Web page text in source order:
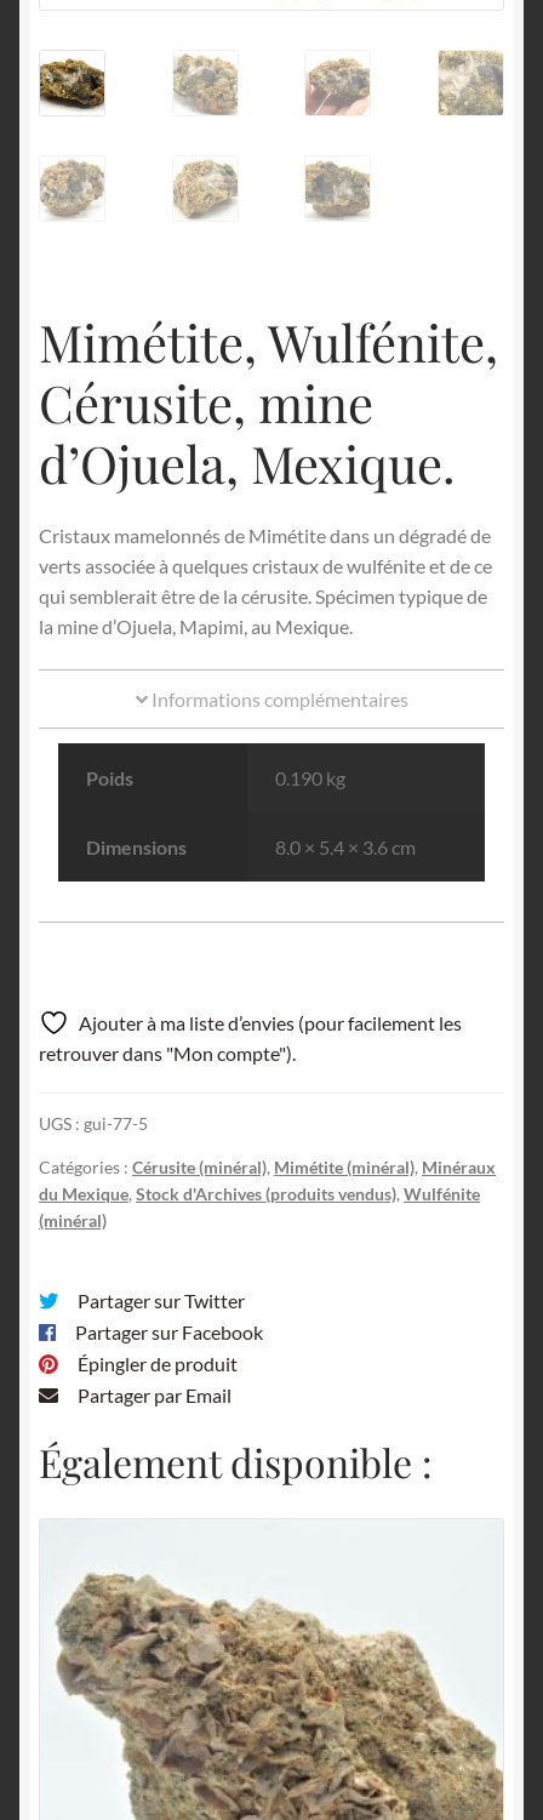
Mimétite, Wulfénite,
Cérusite, mine
d’Ojuela, Mexique.
Cristaux mamelonnés de Mimétite dans un dégradé de
verts associée à quelques cristaux de wulfénite et de ce
qui semblerait être de la cérusite. Spécimen typique de
la mine d’Ojuela, Mapimi, au Mexique.
Informations complémentaires
Poids 0.190 kg
Dimensions 8.0 × 5.4 × 3.6 cm
Ajouter à ma liste d’envies (pour facilement les
retrouver dans "Mon compte").
UGS : gui-77-5
Catégories : Cérusite (minéral), Mimétite (minéral), Minéraux
du Mexique, Stock d'Archives (produits vendus), Wulfénite
(minéral)
Partager sur Twitter
Partager sur Facebook
Épingler de produit
Partager par Email
Également disponible :